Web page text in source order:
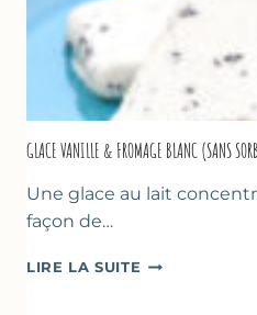
GLACE VANILLE & FROMAGE BLANC (SANS
Une glace au lait
façon de…
LIRE LA SUITE GLACE